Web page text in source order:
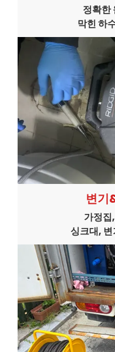
정확한
막힌 하
변기
가정집
싱크대,